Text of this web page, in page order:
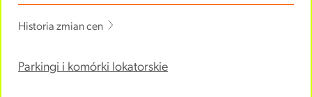
Historia zmian cen
Parkingi i komórki lokatorskie